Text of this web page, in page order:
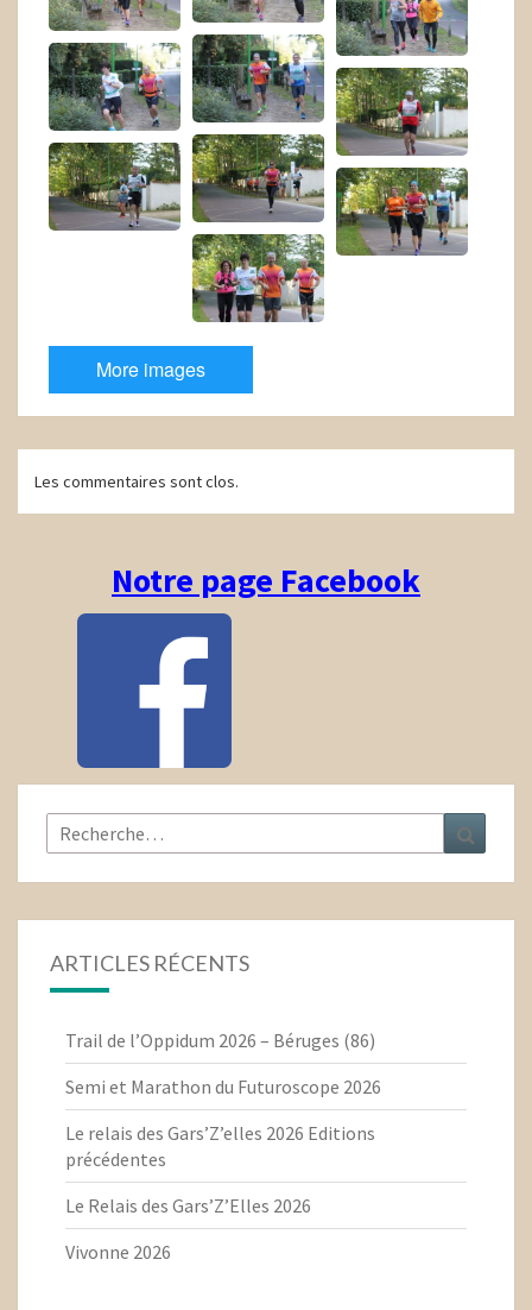
More images
Navigation
d'article
Les commentaires sont clos.
Notre page Facebook
Rechercher :
ARTICLES RÉCENTS
Trail de l’Oppidum 2026 – Béruges (86)
Semi et Marathon du Futuroscope 2026
Le relais des Gars’Z’elles 2026 Editions
précédentes
Le Relais des Gars’Z’Elles 2026
Vivonne 2026